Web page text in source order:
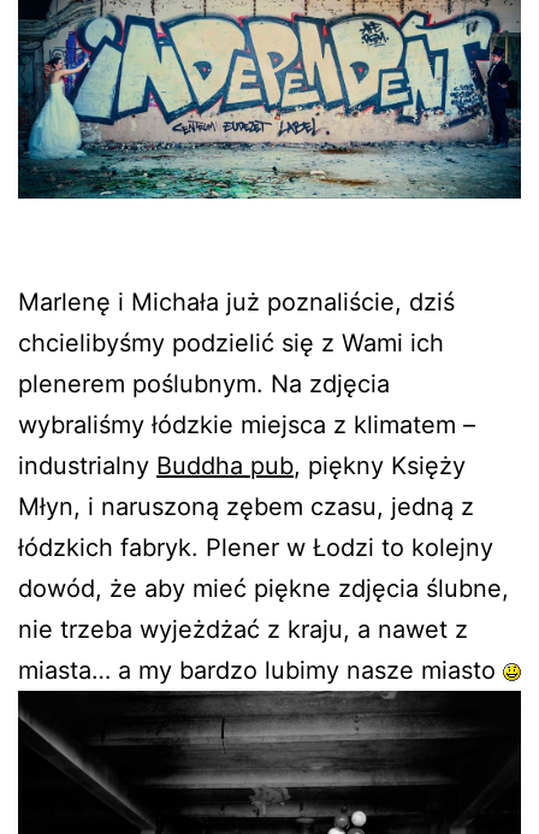
Marlenę i Michała już poznaliście, dziś
chcielibyśmy podzielić się z Wami ich
plenerem poślubnym. Na zdjęcia
wybraliśmy łódzkie miejsca z klimatem –
industrialny Buddha pub, piękny Księży
Młyn, i naruszoną zębem czasu, jedną z
łódzkich fabryk. Plener w Łodzi to kolejny
dowód, że aby mieć piękne zdjęcia ślubne,
nie trzeba wyjeżdżać z kraju, a nawet z
miasta… a my bardzo lubimy nasze miasto